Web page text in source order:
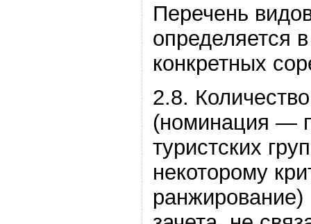
Перечень
определяется
конкретных
2.8.
(номинация —
туристских
некоторому